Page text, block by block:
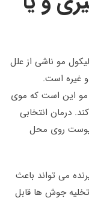
مو ناشی از علل
و غیره است.
مو این است که موی
درمان انتخابی
پوست روی محل
می تواند باعث
جوش ها قابل